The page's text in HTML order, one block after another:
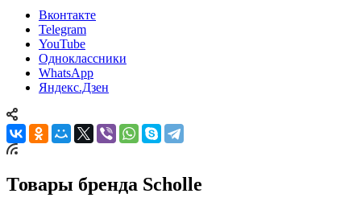
Вконтакте
Telegram
YouTube
Одноклассники
WhatsApp
Яндекс.Дзен
Товары бренда Scholle